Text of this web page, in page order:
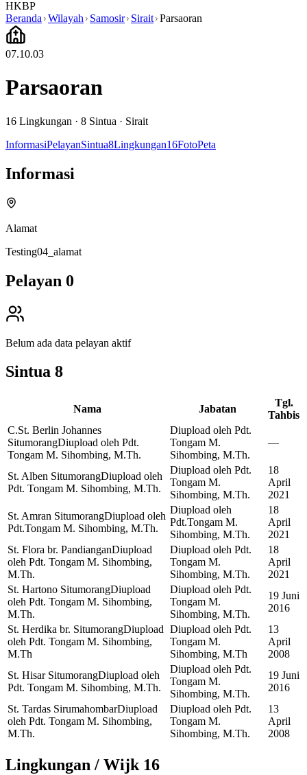
HKBP
Beranda Wilayah Samosir Sirait Parsaoran
07.10.03
Parsaoran
16 Lingkungan · 8 Sintua · Sirait
InformasiPelayanSintua8Lingkungan16FotoPeta
Informasi
Alamat
Testing04_alamat
Pelayan 0
Belum ada data pelayan aktif
Sintua 8
Nama Jabatan
Tgl.
Tahbis
C.St. Berlin Johannes
SitumorangDiupload oleh Pdt.
Tongam M. Sihombing, M.Th.
Diupload oleh Pdt.
Tongam M.
Sihombing, M.Th.
—
St. Alben SitumorangDiupload oleh
Pdt. Tongam M. Sihombing, M.Th.
Diupload oleh Pdt.
Tongam M.
Sihombing, M.Th.
18
April
2021
St. Amran SitumorangDiupload oleh
Pdt.Tongam M. Sihombing, M.Th.
Diupload oleh
Pdt.Tongam M.
Sihombing, M.Th.
18
April
2021
St. Flora br. PandianganDiupload
oleh Pdt. Tongam M. Sihombing,
M.Th.
Diupload oleh Pdt.
Tongam M.
Sihombing, M.Th.
18
April
2021
St. Hartono SitumorangDiupload
oleh Pdt. Tongam M. Sihombing,
M.Th.
Diupload oleh Pdt.
Tongam M.
Sihombing, M.Th.
19 Juni
2016
St. Herdika br. SitumorangDiupload
oleh Pdt. Tongam M. Sihombing,
M.Th
Diupload oleh Pdt.
Tongam M.
Sihombing, M.Th
13
April
2008
St. Hisar SitumorangDiupload oleh
Pdt. Tongam M. Sihombing, M.Th.
Diupload oleh Pdt.
Tongam M.
Sihombing, M.Th.
19 Juni
2016
St. Tardas SirumahombarDiupload
oleh Pdt. Tongam M. Sihombing,
M.Th.
Diupload oleh Pdt.
Tongam M.
Sihombing, M.Th.
13
April
2008
Lingkungan / Wijk 16